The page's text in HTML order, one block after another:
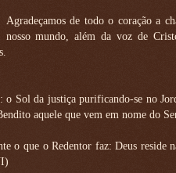
Agradeçamos de todo o coração a
nosso mundo, além da voz de
o Sol da justiça purificando-se no
aquele que vem em nome do
o que o Redentor faz: Deus